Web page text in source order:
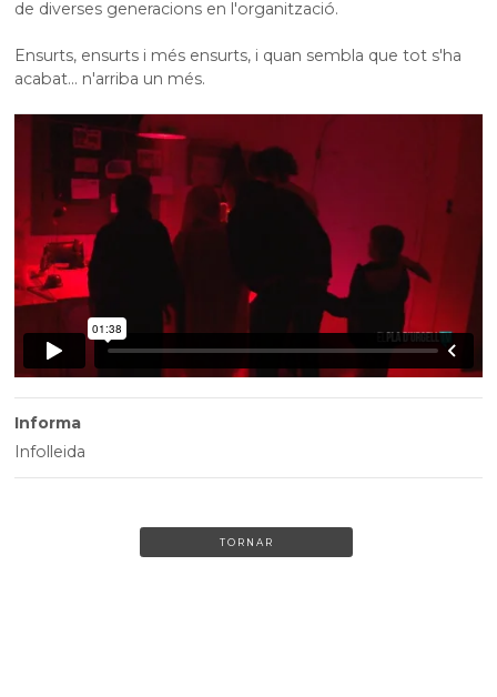
de diverses generacions en l'organització.
Ensurts, ensurts i més ensurts, i quan sembla que tot s'ha
acabat... n'arriba un més.
Informa
Infolleida
TORNAR